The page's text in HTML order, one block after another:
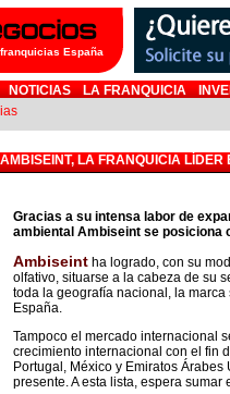
España
NOTICIAS LA FRANQUICIA
AMBISEINT, LA FRANQUICIA LÍDER
Gracias a su intensa labor de
ambiental Ambiseint se posiciona
Ambiseint ha logrado, con su
olfativo, situarse a la cabeza de su
toda la geografía nacional, la
España.
Tampoco el mercado internacional
crecimiento internacional con el fin
Portugal, México y Emiratos
presente. A esta lista, espera sumar